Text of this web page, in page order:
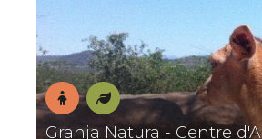
En
Natura
Granja Natura - Centre